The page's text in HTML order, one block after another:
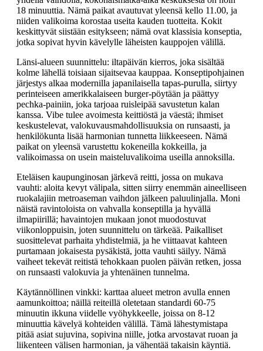
18 minuuttia. Nämä paikat avautuvat yleensä kello 11.00, ja
niiden valikoima korostaa useita kauden tuotteita. Kokit
keskittyvät siistään esitykseen; nämä ovat klassisia konseptia,
jotka sopivat hyvin kävelylle läheisten kauppojen välillä.
Länsi-alueen suunnittelu: iltapäivän kierros, joka sisältää
kolme lähellä toisiaan sijaitsevaa kauppaa. Konseptipohjainen
järjestys alkaa modernilla japanilaisella tapas-purulla, siirtyy
perinteiseen amerikkalaiseen burger-pöytään ja päättyy
pechka-painiin, joka tarjoaa ruisleipää savustetun kalan
kanssa. Vibe tulee avoimesta keittiöstä ja väestä; ihmiset
keskustelevat, valokuvausmahdollisuuksia on runsaasti, ja
henkilökunta lisää harmonian tunnetta liikkeeseen. Nämä
paikat on yleensä varustettu kokeneilla kokkeilla, ja
valikoimassa on usein maisteluvalikoima useilla annoksilla.
Eteläisen kaupunginosan järkevä reitti, jossa on mukava
vauhti: aloita kevyt välipala, sitten siirry enemmän aineelliseen
ruokalajiin metroaseman vaihdon jälkeen paluulinjalla. Moni
näistä ravintoloista on vahvalla konseptilla ja hyvällä
ilmapiirillä; havaintojen mukaan jonot muodostuvat
viikonloppuisin, joten suunnittelu on tärkeää. Paikalliset
suosittelevat parhaita yhdistelmiä, ja he viittaavat kahteen
purtamaan jokaisesta pysäkistä, jotta vauhti säilyy. Nämä
vaiheet tekevät reitistä tehokkaan puolen päivän retken, jossa
on runsaasti valokuvia ja yhtenäinen tunnelma.
Käytännöllinen vinkki: karttaa alueet metron avulla ennen
aamunkoittoa; näillä reiteillä oletetaan standardi 60-75
minuutin ikkuna viidelle vyöhykkeelle, joissa on 8-12
minuuttia kävelyä kohteiden välillä. Tämä lähestymistapa
pitää asiat sujuvina, sopivina niille, jotka arvostavat ruoan ja
liikenteen välisen harmonian, ja vähentää takaisin käyntiä.